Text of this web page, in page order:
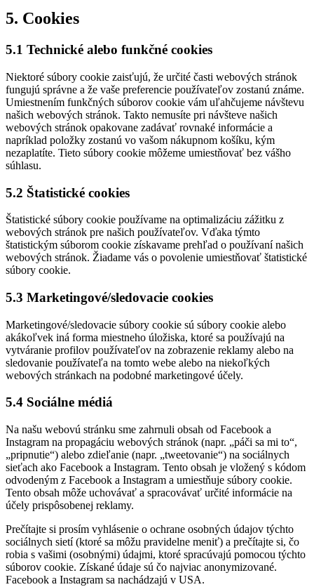
5. Cookies
5.1 Technické alebo funkčné cookies
Niektoré súbory cookie zaisťujú, že určité časti webových stránok
fungujú správne a že vaše preferencie používateľov zostanú známe.
Umiestnením funkčných súborov cookie vám uľahčujeme návštevu
našich webových stránok. Takto nemusíte pri návšteve našich
webových stránok opakovane zadávať rovnaké informácie a
napríklad položky zostanú vo vašom nákupnom košíku, kým
nezaplatíte. Tieto súbory cookie môžeme umiestňovať bez vášho
súhlasu.
5.2 Štatistické cookies
Štatistické súbory cookie používame na optimalizáciu zážitku z
webových stránok pre našich používateľov. Vďaka týmto
štatistickým súborom cookie získavame prehľad o používaní našich
webových stránok. Žiadame vás o povolenie umiestňovať štatistické
súbory cookie.
5.3 Marketingové/sledovacie cookies
Marketingové/sledovacie súbory cookie sú súbory cookie alebo
akákoľvek iná forma miestneho úložiska, ktoré sa používajú na
vytváranie profilov používateľov na zobrazenie reklamy alebo na
sledovanie používateľa na tomto webe alebo na niekoľkých
webových stránkach na podobné marketingové účely.
5.4 Sociálne médiá
Na našu webovú stránku sme zahrnuli obsah od Facebook a
Instagram na propagáciu webových stránok (napr. „páči sa mi to“,
„pripnutie“) alebo zdieľanie (napr. „tweetovanie“) na sociálnych
sieťach ako Facebook a Instagram. Tento obsah je vložený s kódom
odvodeným z Facebook a Instagram a umiestňuje súbory cookie.
Tento obsah môže uchovávať a spracovávať určité informácie na
účely prispôsobenej reklamy.
Prečítajte si prosím vyhlásenie o ochrane osobných údajov týchto
sociálnych sietí (ktoré sa môžu pravidelne meniť) a prečítajte si, čo
robia s vašimi (osobnými) údajmi, ktoré spracúvajú pomocou týchto
súborov cookie. Získané údaje sú čo najviac anonymizované.
Facebook a Instagram sa nachádzajú v USA.